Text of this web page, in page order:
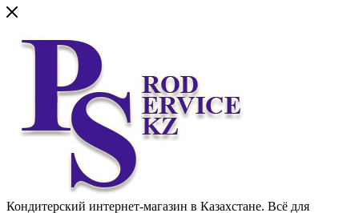
Кондитерский интернет-магазин в Казахстане. Всё для